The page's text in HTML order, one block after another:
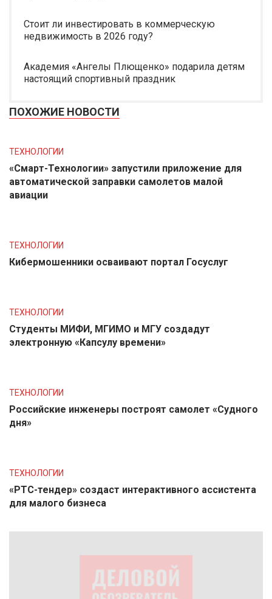
Стоит ли инвестировать в коммерческую
недвижимость в 2026 году?
Академия «Ангелы Плющенко» подарила детям
настоящий спортивный праздник
ПОХОЖИЕ НОВОСТИ
ТЕХНОЛОГИИ
«Смарт-Технологии» запустили приложение для
автоматической заправки самолетов малой
авиации
ТЕХНОЛОГИИ
Кибермошенники осваивают портал Госуслуг
ТЕХНОЛОГИИ
Студенты МИФИ, МГИМО и МГУ создадут
электронную «Капсулу времени»
ТЕХНОЛОГИИ
Российские инженеры построят самолет «Судного
дня»
ТЕХНОЛОГИИ
«РТС-тендер» создаст интерактивного ассистента
для малого бизнеса